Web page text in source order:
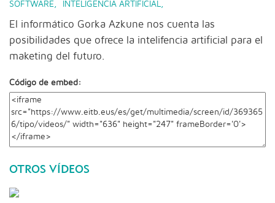
SOFTWARE INTELIGENCIA ARTIFICIAL
El informático Gorka Azkune nos cuenta las
posibilidades que ofrece la intelifencia artificial para el
maketing del futuro.
Código de embed:
OTROS VÍDEOS